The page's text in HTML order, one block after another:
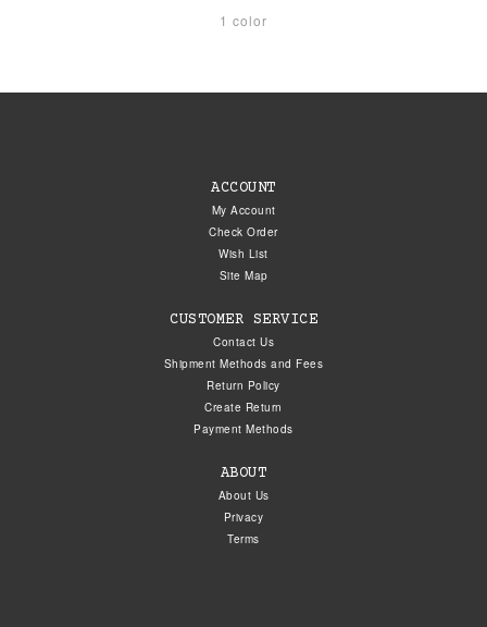
1 color
ACCOUNT
My Account
Check Order
Wish List
Site Map
CUSTOMER SERVICE
Contact Us
Shipment Methods and Fees
Return Policy
Create Return
Payment Methods
ABOUT
About Us
Privacy
Terms